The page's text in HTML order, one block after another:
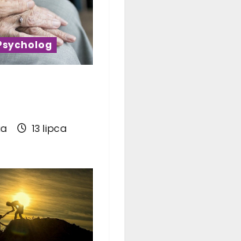
13 lipca